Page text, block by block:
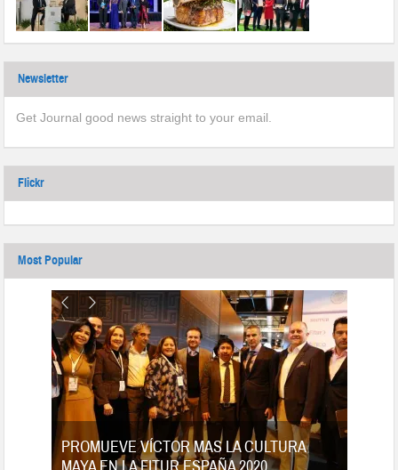
Newsletter
Get Journal good news straight to your email.
Flickr
Most Popular
PROMUEVE VÍCTOR MAS LA CULTURA